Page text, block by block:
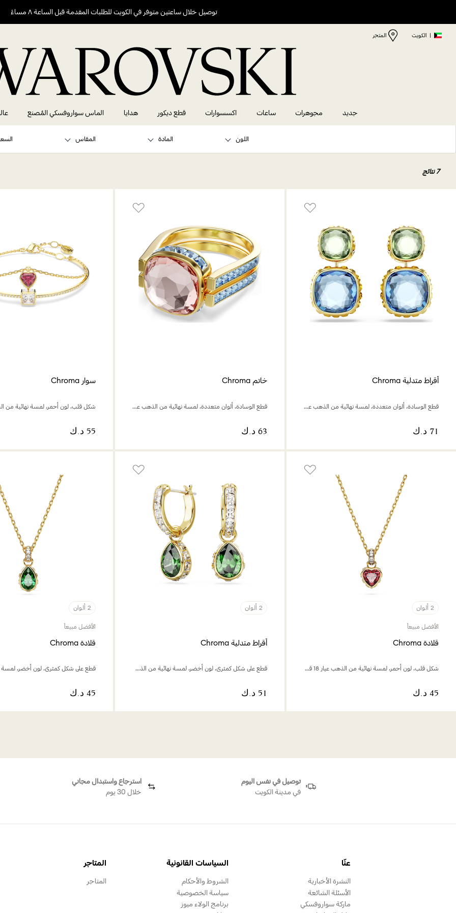
توصيل خلال ساعتين متوفر في الكويت للطلبات المقدمة قبل الساعة ٨ مساءً
| الكويت المتجر
جديد مجوهرات ساعات اكسسوارات قطع ديكور هدايا الماس سواروفسكي المُصنع
اللون المادة المقاس
7 نتائج
أقراط متدلية Chroma
قطع الوسادة، ألوان متعددة، لمسة نهائية من الذهب عيار 18 قيراط
خاتم Chroma
قطع الوسادة، ألوان متعددة، لمسة نهائية من الذهب عيار 18 قيراط
سوار Chroma
2 ألوان
الأفضل مبيعاً
قلادة Chroma
شكل قلب، لون أحمر، لمسة نهائية من الذهب عيار 18 قيراط
2 ألوان
أقراط متدلية Chroma
قطع على شكل كمثرى، لون أخضر، لمسة نهائية من الذهب عيار 18 قيراط
2 ألوان
الأفضل مبيعاً
قلادة Chroma
توصيل في نفس اليوم
في مدينة الكويت
استرجاع واستبدال مجاني
خلال 30 يوم
عنّا
النشرة الأخبارية
الأسئلة الشائعة
ماركة سواروفسكي
السياسات القانونية
الشروط والأحكام
سياسة الخصوصية
برنامج الولاء ميوز
المتاجر
المتاجر